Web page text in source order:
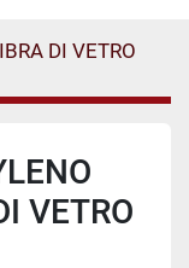
DI VETRO
VETRO